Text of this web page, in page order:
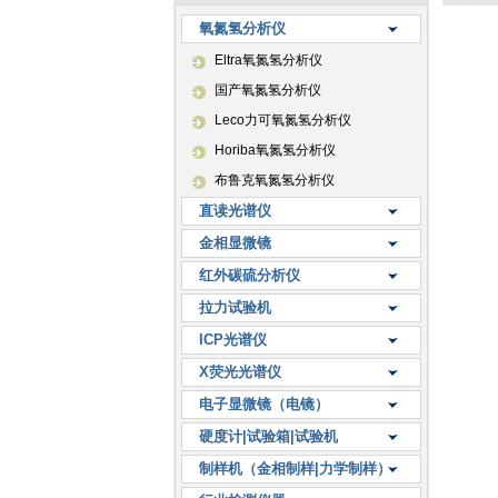
氧氮氢分析仪
Eltra氧氮氢分析仪
国产氧氮氢分析仪
Leco力可氧氮氢分析仪
Horiba氧氮氢分析仪
布鲁克氧氮氢分析仪
直读光谱仪
金相显微镜
红外碳硫分析仪
拉力试验机
ICP光谱仪
X荧光光谱仪
电子显微镜（电镜）
硬度计|试验箱|试验机
制样机（金相制样|力学制样）